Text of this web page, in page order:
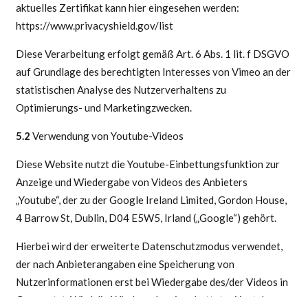
aktuelles Zertifikat kann hier eingesehen werden:
https://www.privacyshield.gov/list
Diese Verarbeitung erfolgt gemäß Art. 6 Abs. 1 lit. f DSGVO
auf Grundlage des berechtigten Interesses von Vimeo an der
statistischen Analyse des Nutzerverhaltens zu
Optimierungs- und Marketingzwecken.
5.2 Verwendung von Youtube-Videos
Diese Website nutzt die Youtube-Einbettungsfunktion zur
Anzeige und Wiedergabe von Videos des Anbieters
„Youtube“, der zu der Google Ireland Limited, Gordon House,
4 Barrow St, Dublin, D04 E5W5, Irland („Google“) gehört.
Hierbei wird der erweiterte Datenschutzmodus verwendet,
der nach Anbieterangaben eine Speicherung von
Nutzerinformationen erst bei Wiedergabe des/der Videos in